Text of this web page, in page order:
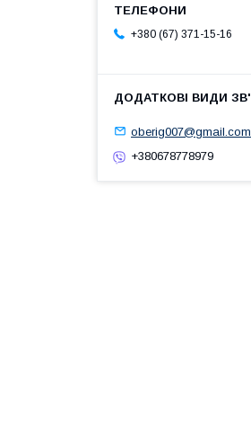
+380 (67) 371-15-16
oberig007@gmail.com
+380678778979